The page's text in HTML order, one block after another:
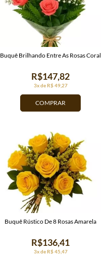
COMPRAR
3x de R$ 49,27
R$147,82
Buquê Brilhando Entre As Rosas Coral
3x de R$ 45,47
R$136,41
Buquê Rústico De 8 Rosas Amarela